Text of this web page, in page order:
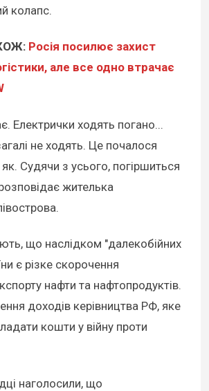
колапс.
Росія посилює захист
але все одно втрачає
Електрички ходять погано...
не ходять. Це почалося
Судячи з усього, погіршиться
жителька
що наслідком "далекобійних
є різке скорочення
нафти та нафтопродуктів.
доходів керівництва РФ, яке
кошти у війну проти
наголосили, що